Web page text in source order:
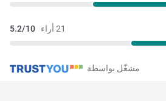
21 أراء 5.2/10
مشغّل بواسطة